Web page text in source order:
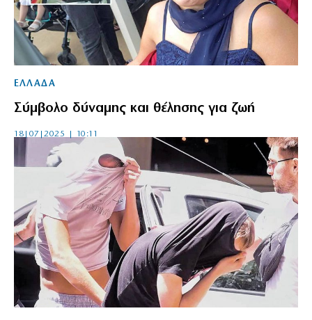
ΕΛΛΑΔΑ
Σύμβολο δύναμης και θέλησης για ζωή
18|07|2025 | 10:11